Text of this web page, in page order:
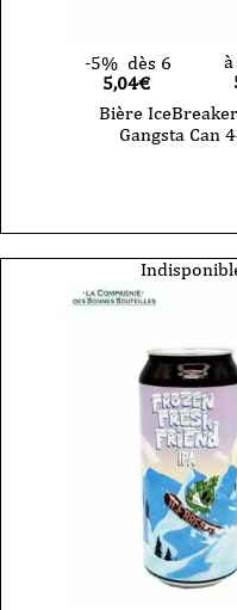
-5% dès 6
5,04€
Bière
Gangsta Can